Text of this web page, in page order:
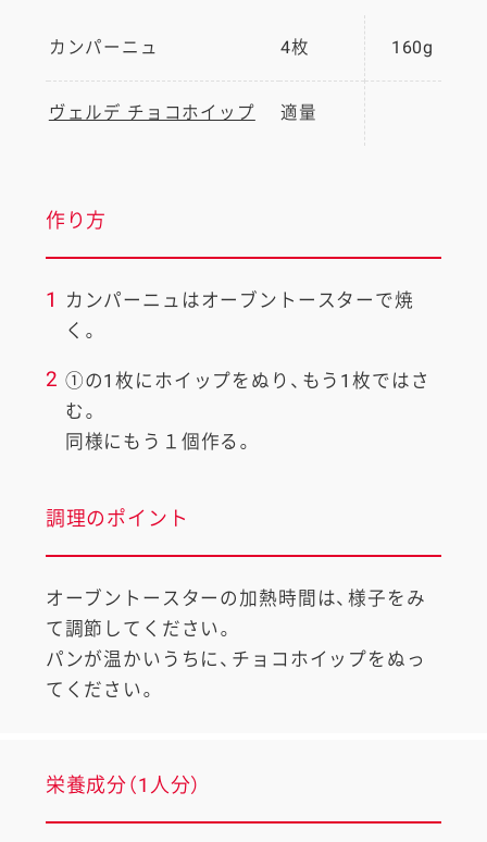
カンパーニュ 4枚 160g
ヴェルデ チョコホイップ 適量
作り方
1
カンパーニュはオーブントースターで焼
く。
2 ①の1枚にホイップをぬり、もう1枚ではさ
む。
同様にもう１個作る。
調理のポイント
オーブントースターの加熱時間は、様子をみ
て調節してください。
パンが温かいうちに、チョコホイップをぬっ
てください。
栄養成分（1人分）